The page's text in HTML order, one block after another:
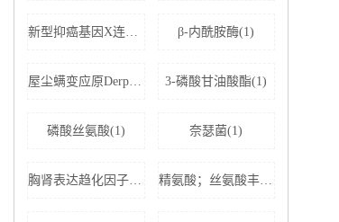
新型抑癌基因X连锁凋亡抑制蛋白相关因子-1(1) β-内酰胺酶(1)
屋尘螨变应原Derp1 IgE抗体(1) 3-磷酸甘油酸酯(1)
磷酸丝氨酸(1) 奈瑟菌(1)
胸肾表达趋化因子(1) 精氨酸；丝氨酸丰富剪接因子1(1)